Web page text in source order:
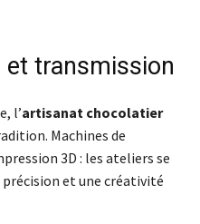
et transmission
l’artisanat chocolatier
Machines de
3D : les ateliers se
et une créativité